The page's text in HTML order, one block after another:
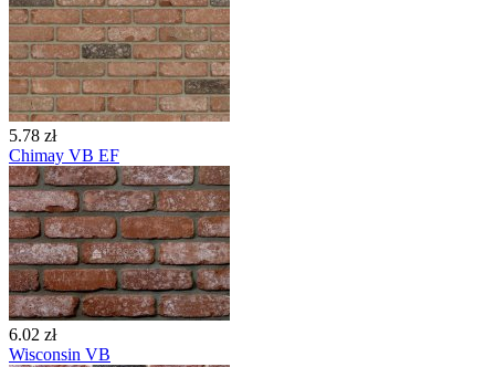
5.78 zł
Chimay VB EF
6.02 zł
Wisconsin VB